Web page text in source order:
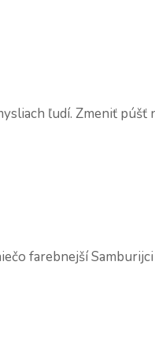
ľudí. Zmeniť púšť
farebnejší